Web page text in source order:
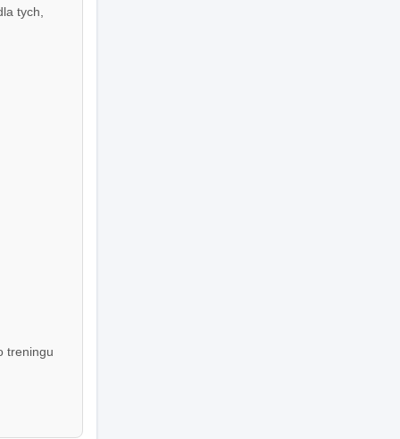
tych,
treningu